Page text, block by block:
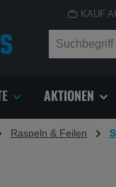
KAUF
AKTIONEN
Raspeln & Feilen